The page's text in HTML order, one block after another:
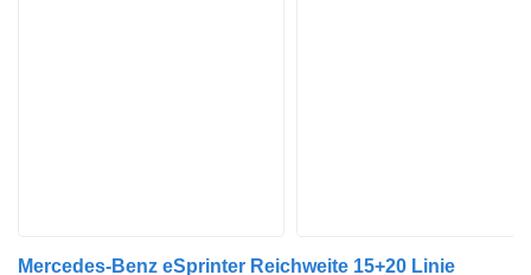
Mercedes-Benz eSprinter Reichweite 15+20 Linie